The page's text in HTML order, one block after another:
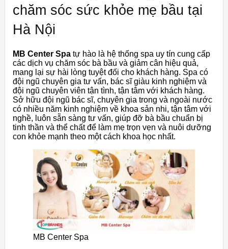
chăm sóc sức khỏe mẹ bầu tại
Hà Nội
MB Center Spa tự hào là hệ thống spa uy tín cung cấp
các dịch vụ chăm sóc bà bầu và giảm cân hiệu quả,
mang lại sự hài lòng tuyệt đối cho khách hàng. Spa có
đội ngũ chuyên gia tư vấn, bác sĩ giàu kinh nghiệm và
đội ngũ chuyên viên tận tình, tận tâm với khách hàng.
Sở hữu đội ngũ bác sĩ, chuyên gia trong và ngoài nước
có nhiều năm kinh nghiệm về khoa sản nhi, tận tâm với
nghề, luôn sẵn sàng tư vấn, giúp đỡ bà bầu chuẩn bị
tinh thần và thể chất để làm mẹ trọn vẹn và nuôi dưỡng
con khỏe mạnh theo một cách khoa học nhất.
MB Center Spa